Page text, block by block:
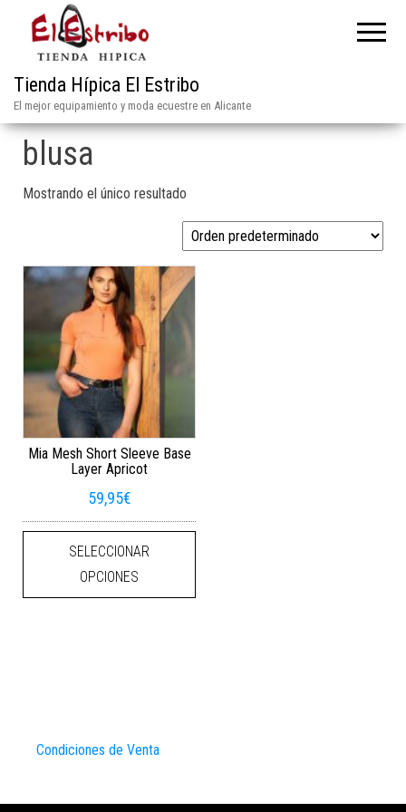
Tienda Hípica El Estribo
El mejor equipamiento y moda ecuestre en Alicante
blusa
Mostrando el único resultado
Mia Mesh Short Sleeve Base
Layer Apricot
59,95€
SELECCIONAR
OPCIONES
Este producto tiene múltiples
Condiciones de Venta